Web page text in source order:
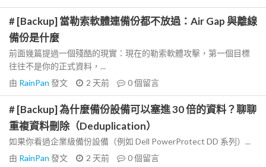
# [Backup] 當勒索軟體連備份都不放過：Air Gap 與離線
備份是什麼
前面幾篇提過一個殘酷的現實：現在的勒索軟體攻擊，第一個目標
往往不是你的正式資料，...
由 RainPan 發文 2 天前 0個留言
# [Backup] 為什麼備份設備可以塞進 30 倍的資料？聊聊
重複資料刪除（Deduplication）
如果你看過企業級備份設備（例如 Dell PowerProtect DD 系列）...
由 RainPan 發文 2 天前 0個留言